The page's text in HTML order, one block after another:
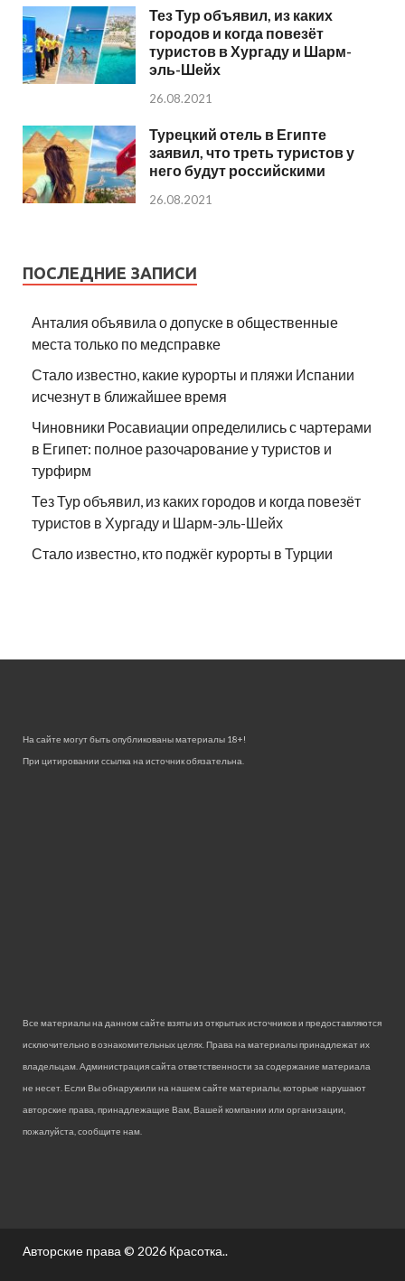
Тез Тур объявил, из каких
городов и когда повезёт
туристов в Хургаду и Шарм-
эль-Шейх
26.08.2021
Турецкий отель в Египте
заявил, что треть туристов у
него будут российскими
26.08.2021
ПОСЛЕДНИЕ ЗАПИСИ
Анталия объявила о допуске в общественные
места только по медсправке
Стало известно, какие курорты и пляжи Испании
исчезнут в ближайшее время
Чиновники Росавиации определились с чартерами
в Египет: полное разочарование у туристов и
турфирм
Тез Тур объявил, из каких городов и когда повезёт
туристов в Хургаду и Шарм-эль-Шейх
Стало известно, кто поджёг курорты в Турции
На сайте могут быть опубликованы материалы 18+!
При цитировании ссылка на источник обязательна.
Все материалы на данном сайте взяты из открытых источников и предоставляются
исключительно в ознакомительных целях. Права на материалы принадлежат их
владельцам. Администрация сайта ответственности за содержание материала
не несет. Если Вы обнаружили на нашем сайте материалы, которые нарушают
авторские права, принадлежащие Вам, Вашей компании или организации,
пожалуйста, сообщите нам.
Авторские права © 2026 Красотка..